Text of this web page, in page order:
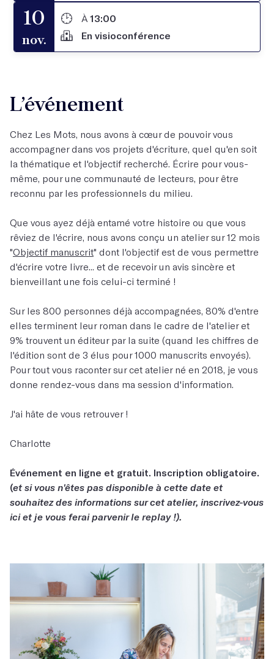
10
nov.
À 13:00
En visioconférence
L’événement
Chez Les Mots, nous avons à cœur de pouvoir vous
accompagner dans vos projets d'écriture, quel qu'en soit
la thématique et l'objectif recherché. Écrire pour vous-
même, pour une communauté de lecteurs, pour être
reconnu par les professionnels du milieu.
Que vous ayez déjà entamé votre histoire ou que vous
rêviez de l'écrire, nous avons conçu un atelier sur 12 mois
"Objectif manuscrit" dont l'objectif est de vous permettre
d'écrire votre livre... et de recevoir un avis sincère et
bienveillant une fois celui-ci terminé !
Sur les 800 personnes déjà accompagnées, 80% d'entre
elles terminent leur roman dans le cadre de l'atelier et
9% trouvent un éditeur par la suite (quand les chiffres de
l'édition sont de 3 élus pour 1000 manuscrits envoyés).
Pour tout vous raconter sur cet atelier né en 2018, je vous
donne rendez-vous dans ma session d'information.
J'ai hâte de vous retrouver !
Charlotte
Événement en ligne et gratuit. Inscription obligatoire.
(et si vous n'êtes pas disponible à cette date et
souhaitez des informations sur cet atelier, inscrivez-vous
ici et je vous ferai parvenir le replay !).